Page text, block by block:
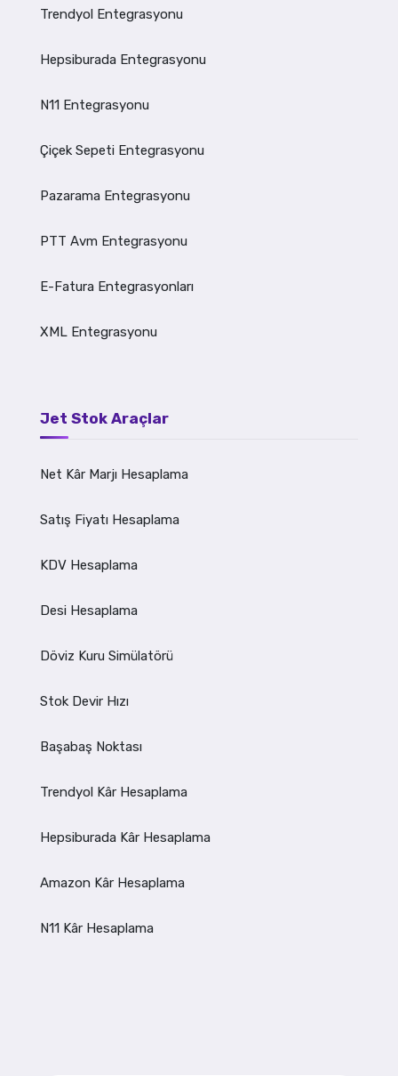
Trendyol Entegrasyonu
Hepsiburada Entegrasyonu
N11 Entegrasyonu
Çiçek Sepeti Entegrasyonu
Pazarama Entegrasyonu
PTT Avm Entegrasyonu
E-Fatura Entegrasyonları
XML Entegrasyonu
Jet Stok Araçlar
Net Kâr Marjı Hesaplama
Satış Fiyatı Hesaplama
KDV Hesaplama
Desi Hesaplama
Döviz Kuru Simülatörü
Stok Devir Hızı
Başabaş Noktası
Trendyol Kâr Hesaplama
Hepsiburada Kâr Hesaplama
Amazon Kâr Hesaplama
N11 Kâr Hesaplama